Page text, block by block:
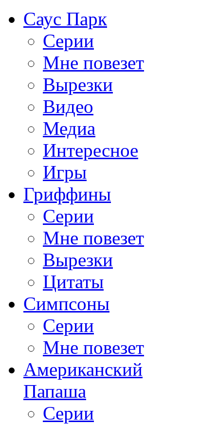
Саус Парк
Серии
Мне повезет
Вырезки
Видео
Медиа
Интересное
Игры
Гриффины
Серии
Мне повезет
Вырезки
Цитаты
Симпсоны
Серии
Мне повезет
Американский
Папаша
Серии